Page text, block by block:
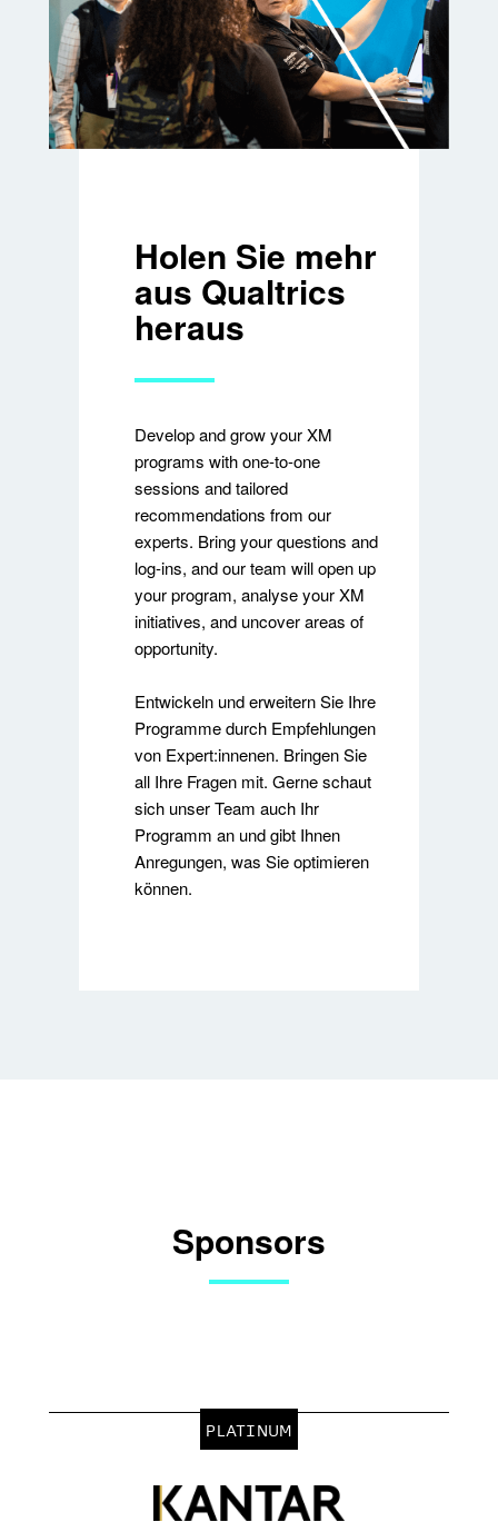
Holen Sie mehr
aus Qualtrics
heraus
Develop and grow your XM
programs with one-to-one
sessions and tailored
recommendations from our
experts. Bring your questions and
log-ins, and our team will open up
your program, analyse your XM
initiatives, and uncover areas of
opportunity.
Entwickeln und erweitern Sie Ihre
Programme durch Empfehlungen
von Expert:innenen. Bringen Sie
all Ihre Fragen mit. Gerne schaut
sich unser Team auch Ihr
Programm an und gibt Ihnen
Anregungen, was Sie optimieren
können.
Sponsors
PLATINUM